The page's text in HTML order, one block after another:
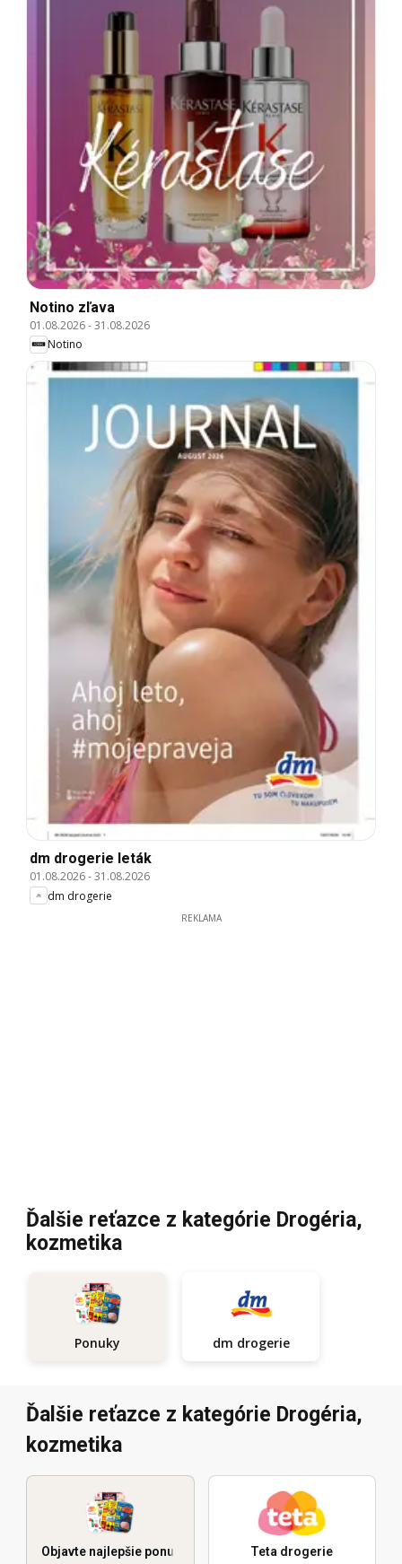
Notino zľava
01.08.2026-31.08.2026
Notino
dm drogerie leták
01.08.2026-31.08.2026
dm drogerie
REKLAMA
Ďalšie reťazce z kategórie Drogéria,
kozmetika
Ponuky dm drogerie
Ďalšie reťazce z kategórie Drogéria,
kozmetika
Objavte najlepšie ponuky Teta drogerie